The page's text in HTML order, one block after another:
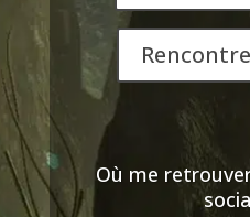
Où me